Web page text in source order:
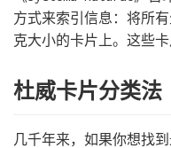
方式来索引信息：将所
克大小的卡片上。这些
杜威卡片分类法
几千年来，如果你想找